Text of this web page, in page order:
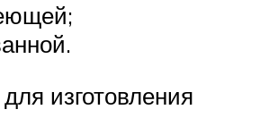
изготовления